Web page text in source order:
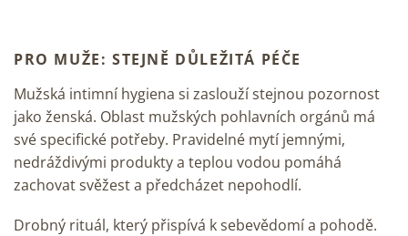
PRO MUŽE: STEJNĚ DŮLEŽITÁ PÉČE
Mužská intimní hygiena si zaslouží stejnou pozornost
jako ženská. Oblast mužských pohlavních orgánů má
své specifické potřeby. Pravidelné mytí jemnými,
nedráždivými produkty a teplou vodou pomáhá
zachovat svěžest a předcházet nepohodlí.
Drobný rituál, který přispívá k sebevědomí a pohodě.